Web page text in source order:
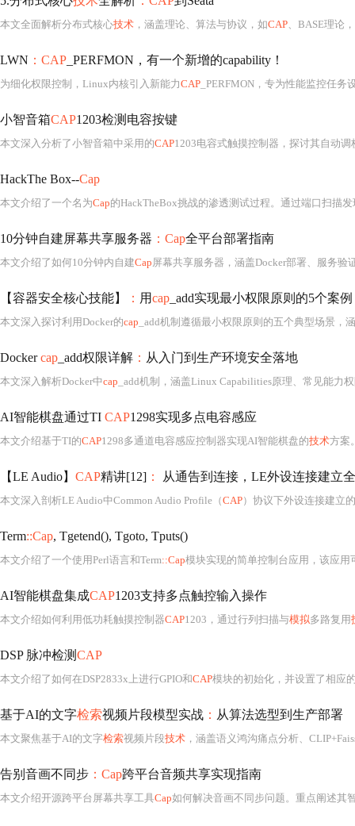
本文全面解析分布式核心技术 ，涵盖理论、算法与协议，如CAP、BASE理论，Paxos、Raft算法等；介绍API网关、
LWN ：CAP _PERFMON，有一个新增的capability！
为细化权限控制，Linux内核引入新能力CAP _PERFMON，专为性能监控任务
小智音箱CAP1203检测电容按键
本文深入分析了小智音箱中采用的CAP1203电容式触摸控制器，探讨其自动调
HackThe Box--Cap
本文介绍了一个名为Cap的HackTheBox挑战的渗透测试过程。通过端口扫描发现目标系统的开放端口和服务，并
10分钟自建屏幕共享服务器 ：Cap全平台部署指南
本文介绍了如何10分钟内自建Cap屏幕共享服务器，涵盖Docker部署、服务验证
【容器安全核心技能】 ： 用cap _add实现最小权限原则的5个案例
本文深入探讨利用Docker的cap _add机制遵循最小权限原则的五个典型场景，涵盖网络、文
Dockercap _add权限详解 ： 从入门到生产环境安全落地
本文深入解析Docker中cap _add机制，涵盖Linux Capabilities原理、常见能力权限及安全风险。重点介绍生产环境中如何通
AI智能棋盘通过TI CAP1298实现多点电容感应
本文介绍基于TI的CAP1298多通道电容感应控制器实现AI智能棋盘的技术方案。通过电
【LE Audio】 CAP精讲[12] ： 从通告到连接，LE外设连接建立
本文深入剖析LE Audio中Common Audio Profile（CAP）协议下外设连接建立
Term::Cap, Tgetend(), Tgoto, Tputs()
本文介绍了一个使用Perl语言和Term::Cap模块实现的简单控制台应用，该应用可以在终端中展示一个左右移动的字符串
AI智能棋盘集成CAP1203支持多点触控输入操作
本文介绍如何利用低功耗触摸控制器CAP1203，通过行列扫描与模拟多路复用
DSP 脉冲检测CAP
本文介绍了如何在DSP2833x上进行GPIO和CAP模块的初始化，并设置了相应
基于AI的文字检索视频片段模型实战 ： 从算法选型到生产部署
本文聚焦基于AI的文字检索视频片段技术 ，涵盖语义鸿沟痛点分析、
告别音画不同步 ：Cap跨平台音频共享实现指南
本文介绍开源跨平台屏幕共享工具Cap如何解决音画不同步问题。重点阐述其智能延迟估计算法、音频设备类型自动识别（有线/蓝牙/AirPlay）、以及针对macOS、